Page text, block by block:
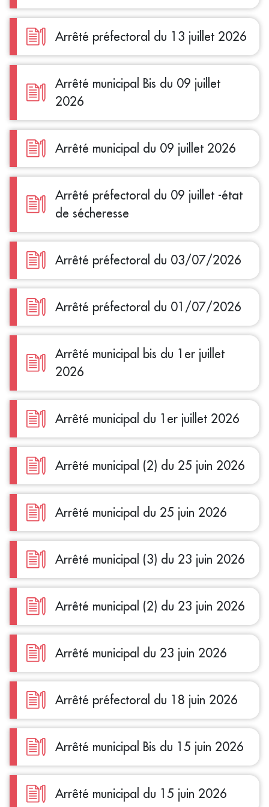
Arrêté préfectoral du 13 juillet 2026
Arrêté municipal Bis du 09 juillet
2026
Arrêté municipal du 09 juillet 2026
Arrêté préfectoral du 09 juillet -état
de sécheresse
Arrêté préfectoral du 03/07/2026
Arrêté préfectoral du 01/07/2026
Arrêté municipal bis du 1er juillet
2026
Arrêté municipal du 1er juillet 2026
Arrêté municipal (2) du 25 juin 2026
Arrêté municipal du 25 juin 2026
Arrêté municipal (3) du 23 juin 2026
Arrêté municipal (2) du 23 juin 2026
Arrêté municipal du 23 juin 2026
Arrêté préfectoral du 18 juin 2026
Arrêté municipal Bis du 15 juin 2026
Arrêté municipal du 15 juin 2026